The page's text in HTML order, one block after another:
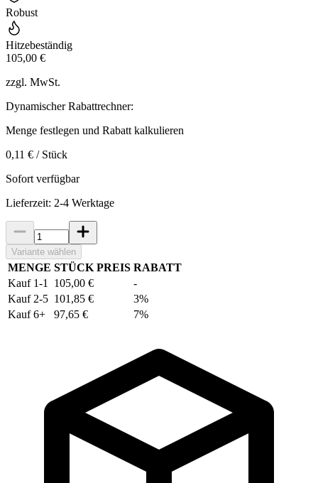
Robust
Hitzebeständig
105,00 €
zzgl. MwSt.
Dynamischer Rabattrechner:
Menge festlegen und Rabatt kalkulieren
0,11 € / Stück
Sofort verfügbar
Lieferzeit: 2-4 Werktage
Variante wählen
MENGE STÜCK PREIS RABATT
Kauf 1-1
105,00 €
-
Kauf 2-5 101,85 €
3%
Kauf 6+
97,65 € 7%